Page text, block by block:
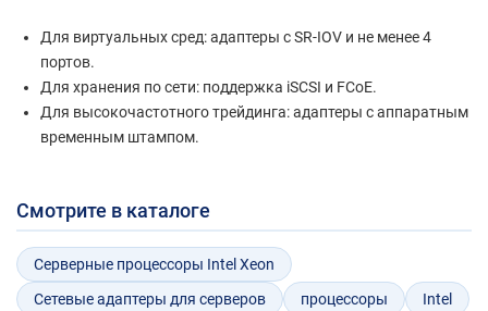
Для виртуальных сред: адаптеры с SR-IOV и не менее 4
портов.
Для хранения по сети: поддержка iSCSI и FCoE.
Для высокочастотного трейдинга: адаптеры с аппаратным
временным штампом.
Смотрите в каталоге
Серверные процессоры Intel Xeon
Сетевые адаптеры для серверов
процессоры Intel